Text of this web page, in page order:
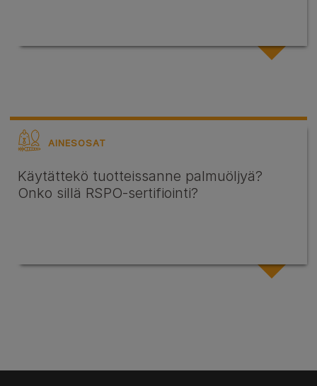
AINESOSAT
Käytättekö tuotteissanne palmuöljyä?
Onko sillä RSPO-sertifiointi?